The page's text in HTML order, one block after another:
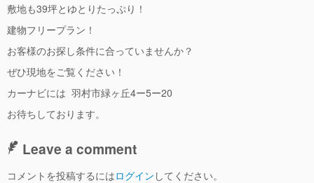
敷地も39坪とゆとりたっぷり！
建物フリープラン！
お客様のお探し条件に合っていませんか？
ぜひ現地をご覧ください！
カーナビには 羽村市緑ヶ丘4ー5ー20
お待ちしております。
Leave a comment
コメントを投稿するにはログイン してください。